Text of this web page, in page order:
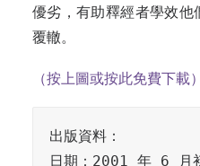
優劣，有助釋經者學效他
覆轍。
（按上圖或按此免費下載）
出版資料：
日期：2001 年 6 月